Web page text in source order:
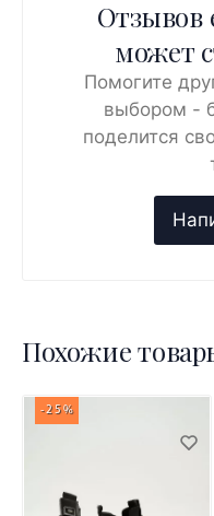
может
Помогите
выбором -
поделится
Похожие
-25%